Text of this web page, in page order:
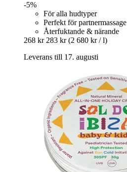
-5%
För alla hudtyper
Perfekt för partnermassage
Återfuktande & närande
268 kr 283 kr (2 680 kr / l)
Leverans till 17. augusti